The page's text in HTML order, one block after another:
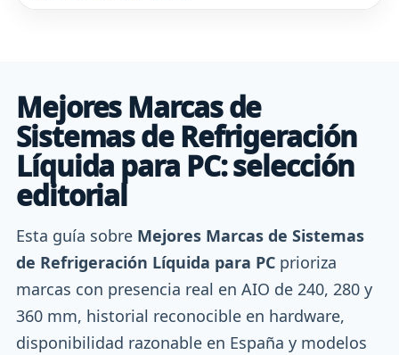
Mejores Marcas de
Sistemas de Refrigeración
Líquida para PC: selección
editorial
Esta guía sobre Mejores Marcas de Sistemas
de Refrigeración Líquida para PC prioriza
marcas con presencia real en AIO de 240, 280 y
360 mm, historial reconocible en hardware,
disponibilidad razonable en España y modelos